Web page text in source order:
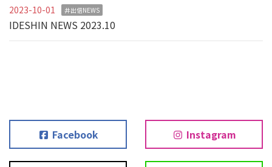
2023-10-01 井出信NEWS
IDESHIN NEWS 2023.10
Facebook Instagram